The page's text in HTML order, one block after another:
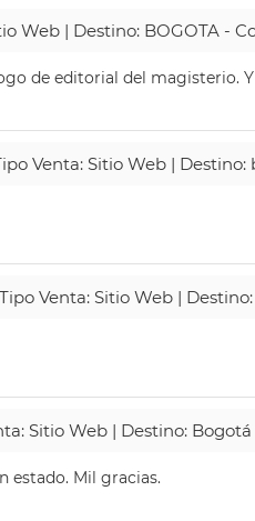
Web | Destino: BOGOTA -
de editorial del magisterio.
Venta: Sitio Web |
Venta: Sitio Web |
Sitio Web | Destino:
estado. Mil gracias.